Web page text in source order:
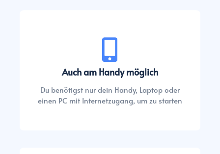
Auch am Handy möglich
Du benötigst nur dein Handy, Laptop oder
einen PC mit Internetzugang, um zu starten